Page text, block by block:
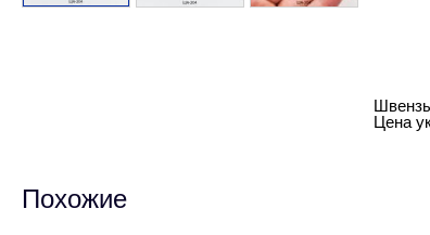
Цена
Похожие